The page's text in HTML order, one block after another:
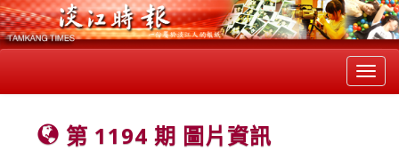
第 1194 期 圖片資訊